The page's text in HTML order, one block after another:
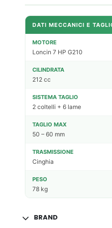
DATI MECCANICI E
MOTORE
Loncin 7 HP G210
CILINDRATA
212 cc
SISTEMA TAGLIO
2 coltelli + 6 lame
TAGLIO MAX
50 – 60 mm
TRASMISSIONE
Cinghia
PESO
78 kg
BRAND